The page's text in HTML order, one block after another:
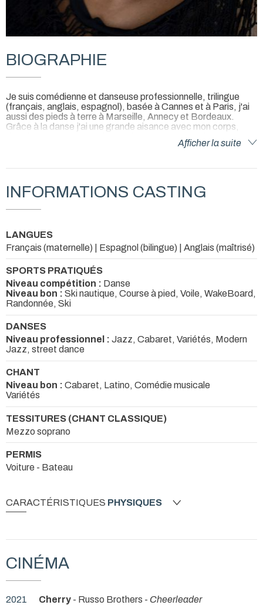
BIOGRAPHIE
Je suis comédienne et danseuse professionnelle, trilingue
(français, anglais, espagnol), basée à Cannes et à Paris, j'ai
aussi des pieds à terre à Marseille, Annecy et Bordeaux.
Grâce à la danse j'ai une grande aisance avec mon corps,
formation d'actrice face caméra qui m'a permis d'obtenir des
Afficher la suite
INFORMATIONS CASTING
LANGUES
Français (maternelle) | Espagnol (bilingue) | Anglais (maîtrisé)
SPORTS PRATIQUÉS
Niveau compétition : Danse
Niveau bon : Ski nautique, Course à pied, Voile, WakeBoard,
Randonnée, Ski
DANSES
Niveau professionnel : Jazz, Cabaret, Variétés, Modern
Jazz, street dance
CHANT
Niveau bon : Cabaret, Latino, Comédie musicale
Variétés
TESSITURES (CHANT CLASSIQUE)
Mezzo soprano
PERMIS
Voiture - Bateau
CARACTÉRISTIQUES PHYSIQUES
CINÉMA
2021 Cherry - Russo Brothers - Cheerleader